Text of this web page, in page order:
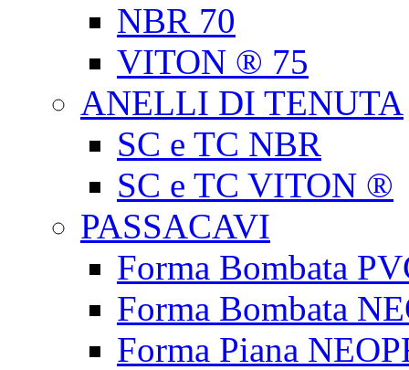
NBR 70
VITON ® 75
ANELLI DI TENUTA
SC e TC NBR
SC e TC VITON ®
PASSACAVI
Forma Bombata
Forma Bombata
Forma Piana